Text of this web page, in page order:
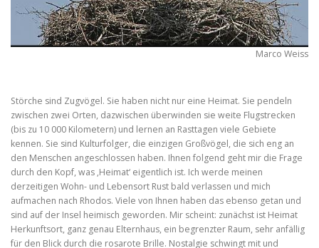
Marco Weiss
Störche sind Zugvögel. Sie haben nicht nur eine Heimat. Sie pendeln
zwischen zwei Orten, dazwischen überwinden sie weite Flugstrecken
(bis zu 10 000 Kilometern) und lernen an Rasttagen viele Gebiete
kennen. Sie sind Kulturfolger, die einzigen Großvögel, die sich eng an
den Menschen angeschlossen haben. Ihnen folgend geht mir die Frage
durch den Kopf, was ‚Heimat‘ eigentlich ist. Ich werde meinen
derzeitigen Wohn- und Lebensort Rust bald verlassen und mich
aufmachen nach Rhodos. Viele von Ihnen haben das ebenso getan und
sind auf der Insel heimisch geworden. Mir scheint: zunächst ist Heimat
Herkunftsort, ganz genau Elternhaus, ein begrenzter Raum, sehr anfällig
für den Blick durch die rosarote Brille. Nostalgie schwingt mit und